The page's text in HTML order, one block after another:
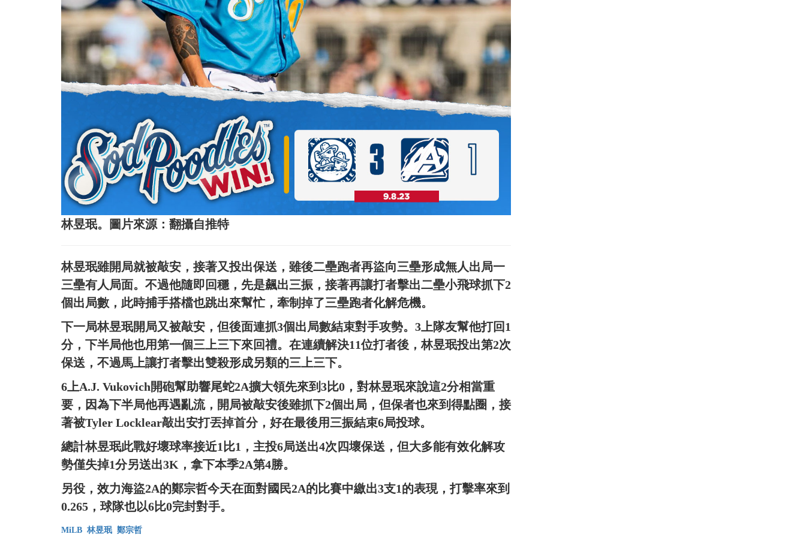
林昱珉。圖片來源：翻攝自推特
林昱珉雖開局就被敲安，接著又投出保送，雖後二壘跑者再盜向三壘形成無人出局一
三壘有人局面。不過他隨即回穩，先是飆出三振，接著再讓打者擊出二壘小飛球抓下2
個出局數，此時捕手搭檔也跳出來幫忙，牽制掉了三壘跑者化解危機。
下一局林昱珉開局又被敲安，但後面連抓3個出局數結束對手攻勢。3上隊友幫他打回1
分，下半局他也用第一個三上三下來回禮。在連續解決11位打者後，林昱珉投出第2次
保送，不過馬上讓打者擊出雙殺形成另類的三上三下。
6上A.J. Vukovich開砲幫助響尾蛇2A擴大領先來到3比0，對林昱珉來說這2分相當重
要，因為下半局他再遇亂流，開局被敲安後雖抓下2個出局，但保者也來到得點圈，接
著被Tyler Locklear敲出安打丟掉首分，好在最後用三振結束6局投球。
總計林昱珉此戰好壞球率接近1比1，主投6局送出4次四壞保送，但大多能有效化解攻
勢僅失掉1分另送出3K，拿下本季2A第4勝。
另役，效力海盜2A的鄭宗哲今天在面對國民2A的比賽中繳出3支1的表現，打擊率來到
0.265，球隊也以6比0完封對手。
MiLB 林昱珉 鄭宗哲